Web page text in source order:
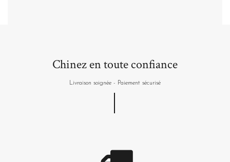
Chinez en toute confiance
Livraison soignée - Paiement sécurisé